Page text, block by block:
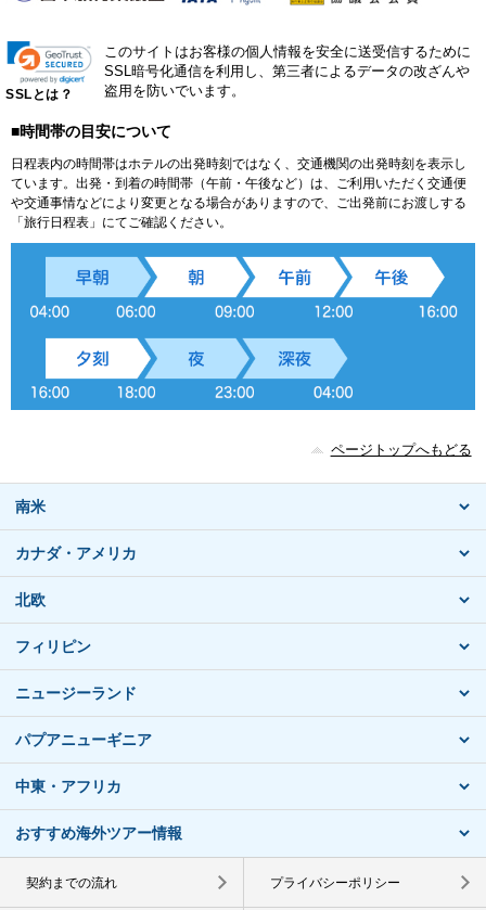
SSLとは？
このサイトはお客様の個人情報を安全に送受信するために
SSL暗号化通信を利用し、第三者によるデータの改ざんや
盗用を防いでいます。
■時間帯の目安について
日程表内の時間帯はホテルの出発時刻ではなく、交通機関の出発時刻を表示し
ています。出発・到着の時間帯（午前・午後など）は、ご利用いただく交通便
や交通事情などにより変更となる場合がありますので、ご出発前にお渡しする
「旅行日程表」にてご確認ください。
ページトップへもどる
南米
カナダ・アメリカ
北欧
フィリピン
ニュージーランド
パプアニューギニア
中東・アフリカ
おすすめ海外ツアー情報
契約までの流れ プライバシーポリシー